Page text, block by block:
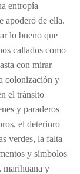
entropía
apoderó de ella.
lo bueno que
callados como
con mirar
colonización y
el tránsito
y paraderos
el deterioro
verdes, la falta
y símbolos
marihuana y